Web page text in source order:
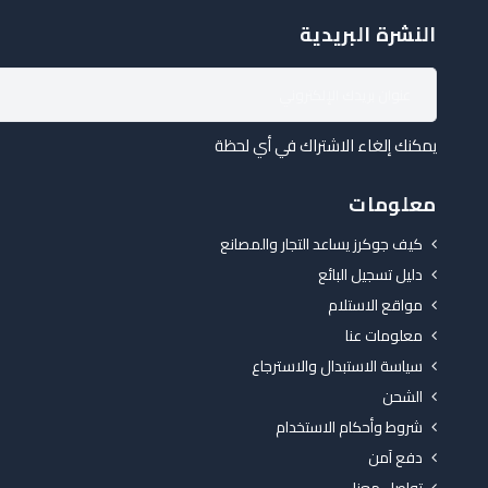
النشرة البريدية
يمكنك إلغاء الاشتراك في أي لحظة
معلومات
كيف جوكرز يساعد التجار والمصانع
دليل تسجيل البائع
مواقع الاستلام
معلومات عنا
سياسة الاستبدال والاسترجاع
الشحن
شروط وأحكام الاستخدام
دفع آمن